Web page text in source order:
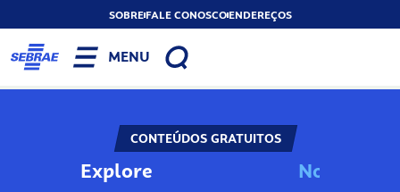
SOBREFALE CONOSCOENDEREÇOS
MENU
CONTEÚDOS GRATUITOS
Explore N